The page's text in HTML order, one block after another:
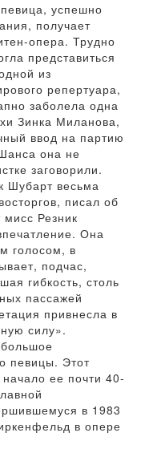
успешно
получает
опера. Трудно
представиться
из
репертуара,
заболела одна
Зинка Миланова,
ввод на партию
она не
заговорили.
Шубарт весьма
писал об
Резник
Она
голосом, в
подчас,
гибкость, столь
пассажей
привнесла в
силу».
певицы. Этот
ее почти 40-
в 1983
в опере